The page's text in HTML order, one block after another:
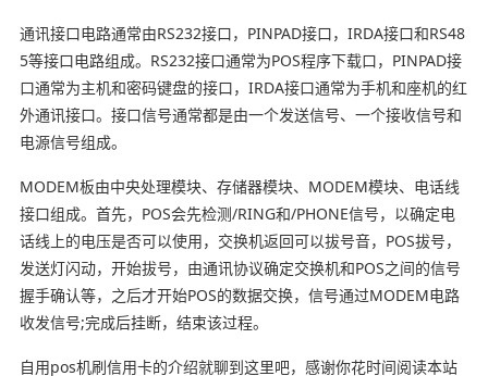
通讯接口电路通常由RS232接口，PINPAD接口，IRDA接口和RS48
5等接口电路组成。RS232接口通常为POS程序下载口，PINPAD接
口通常为主机和密码键盘的接口，IRDA接口通常为手机和座机的红
外通讯接口。接口信号通常都是由一个发送信号、一个接收信号和
电源信号组成。
MODEM板由中央处理模块、存储器模块、MODEM模块、电话线
接口组成。首先，POS会先检测/RING和/PHONE信号，以确定电
话线上的电压是否可以使用，交换机返回可以拔号音，POS拔号，
发送灯闪动，开始拔号，由通讯协议确定交换机和POS之间的信号
握手确认等，之后才开始POS的数据交换，信号通过MODEM电路
收发信号;完成后挂断，结束该过程。
自用pos机刷信用卡的介绍就聊到这里吧，感谢你花时间阅读本站